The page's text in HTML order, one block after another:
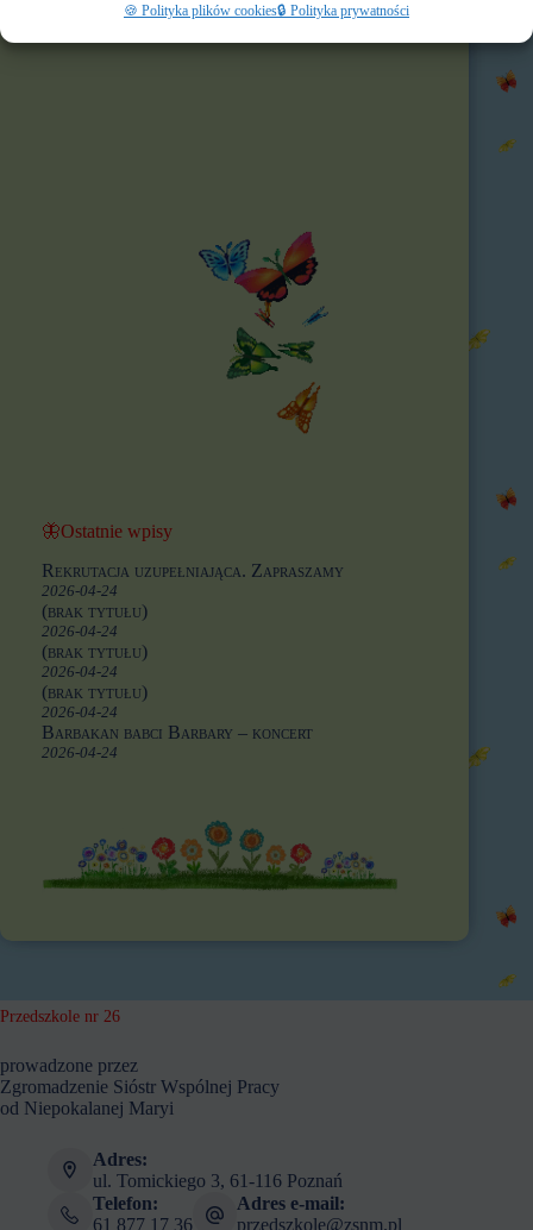
🍪 Polityka plików cookies🔒 Polityka prywatności
Nasz profil FB
🦋Ostatnie wpisy
Rekrutacja uzupełniająca. Zapraszamy
2026-04-24
(brak tytułu)
2026-04-24
(brak tytułu)
2026-04-24
(brak tytułu)
2026-04-24
Barbakan babci Barbary – koncert
2026-04-24
Przedszkole nr 26
prowadzone przez
Zgromadzenie Sióstr Wspólnej Pracy
od Niepokalanej Maryi
Adres:
ul. Tomickiego 3, 61-116 Poznań
Telefon:
61 877 17 36
Adres e-mail:
przedszkole@zsnm.pl